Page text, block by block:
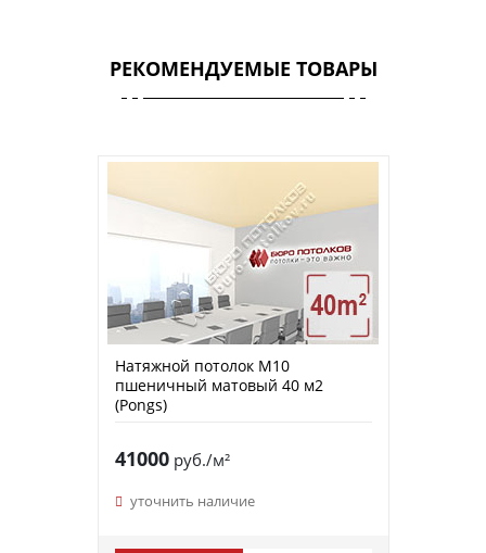
РЕКОМЕНДУЕМЫЕ ТОВАРЫ
Натяжной потолок M10
пшеничный матовый 40 м2
(Pongs)
41000руб./м²
уточнить наличие